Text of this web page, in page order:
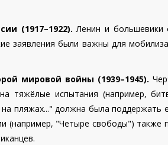
(1917–1922). Ленин и большевики
заявления были важны для
мировой войны (1939–1945).
тяжёлые испытания (например,
пляжах..." должна была поддержать
(например, "Четыре свободы") также